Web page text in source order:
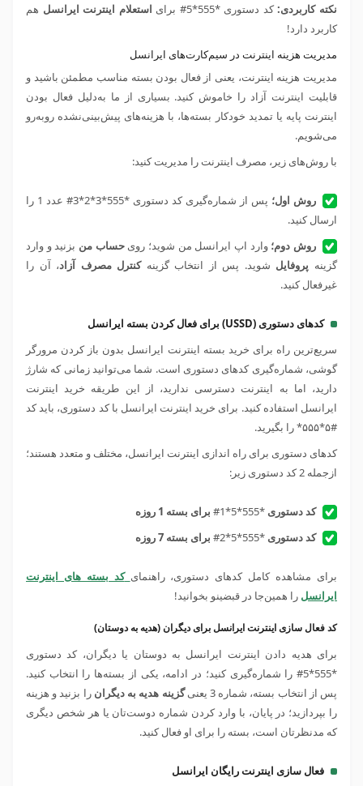
نکته کاربردی:کد دستوری *555*5# برای استعلام اینترنت ایرانسل هم
کاربرد دارد!
مدیریت هزینه اینترنت در سیم‌کارت‌های ایرانسل
مدیریت هزینه اینترنت، یعنی از فعال بودن بسته مناسب مطمئن باشید و
قابلیت اینترنت آزاد را خاموش کنید. بسیاری از ما به‌دلیل فعال بودن
اینترنت پایه یا تمدید خودکار بسته‌ها، با هزینه‌های پیش‌بینی‌نشده روبه‌رو
می‌شویم.
با روش‌های زیر، مصرف اینترنت را مدیریت کنید:
روش اول؛
پس از شماره‌گیری کد دستوری *555*3*2*3# عدد 1 را
ارسال کنید.
روش دوم؛وارد اپ ایرانسل من شوید؛ رویحساب من بزنید و وارد
گزینه پروفایل شوید. پس از انتخاب گزینهکنترل مصرف آزاد، آن را
غیرفعال کنید.
کدهای دستوری (USSD) برای فعال کردن بسته ایرانسل
سریع‌ترین راه برای خرید بسته اینترنت ایرانسل بدون باز کردن مرورگر
گوشی، شماره‌گیری کدهای دستوری است. شما می‌توانید زمانی که شارژ
دارید، اما به اینترنت دسترسی ندارید، از این طریقه خرید اینترنت
ایرانسل استفاده کنید. برای خرید اینترنت ایرانسل با کد دستوری، باید کد
#۵*۵۵۵* را بگیرید.
کدهای دستوری برای راه اندازی اینترنت ایرانسل، مختلف و متعدد هستند؛
ازجمله 2 کد دستوری زیر:
کد دستوری *555*5*1#
برای بسته 1 روزه
کد دستوری *555*5*2# برای بسته 7 روزه
برای مشاهده کامل کدهای دستوری، راهنمای کد بسته های اینترنت
ایرانسل را همین‌جا در قبضینو بخوانید!
کد فعال سازی اینترنت ایرانسل برای دیگران (هدیه به دوستان)
برای هدیه دادن اینترنت ایرانسل به دوستان یا دیگران، کد دستوری
*555*5# را شماره‌گیری کنید؛ در ادامه، یکی از بسته‌ها را انتخاب کنید.
پس از انتخاب بسته، شماره 3 یعنی
گزینه هدیه به دیگرانرا بزنید و هزینه
را بپردازید؛ در پایان، با وارد کردن شماره دوست‌تان یا هر شخص دیگری
که مدنظرتان است، بسته را برای او فعال کنید.
فعال سازی اینترنت رایگان ایرانسل